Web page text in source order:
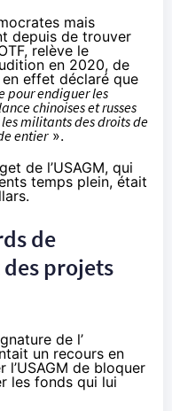
mais
depuis de trouver
relève le
en 2020, de
effet déclaré que
pour endiguer les
chinoises et russes
militants des droits de
entier».
de l’USAGM, qui
temps plein, était
de
projets
de l’
un recours en
l’USAGM de bloquer
les fonds qui lui